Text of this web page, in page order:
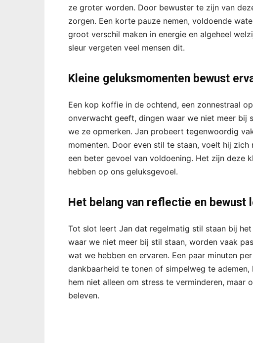
ze groter worden. Door bewuster te zijn van
zorgen. Een korte pauze nemen, voldoende
groot verschil maken in energie en algeheel
sleur vergeten veel mensen dit.
Kleine geluksmomenten bewust
Een kop koffie in de ochtend, een zonnestraal
onverwacht geeft, dingen waar we niet meer bij
we ze opmerken. Jan probeert tegenwoordig
momenten. Door even stil te staan, voelt hij
een beter gevoel van voldoening. Het zijn deze
hebben op ons geluksgevoel.
Het belang van reflectie en bewust
Tot slot leert Jan dat regelmatig stil staan bij
waar we niet meer bij stil staan, worden vaak
wat we hebben en ervaren. Een paar minuten
dankbaarheid te tonen of simpelweg te
hem niet alleen om stress te verminderen, maar
beleven.